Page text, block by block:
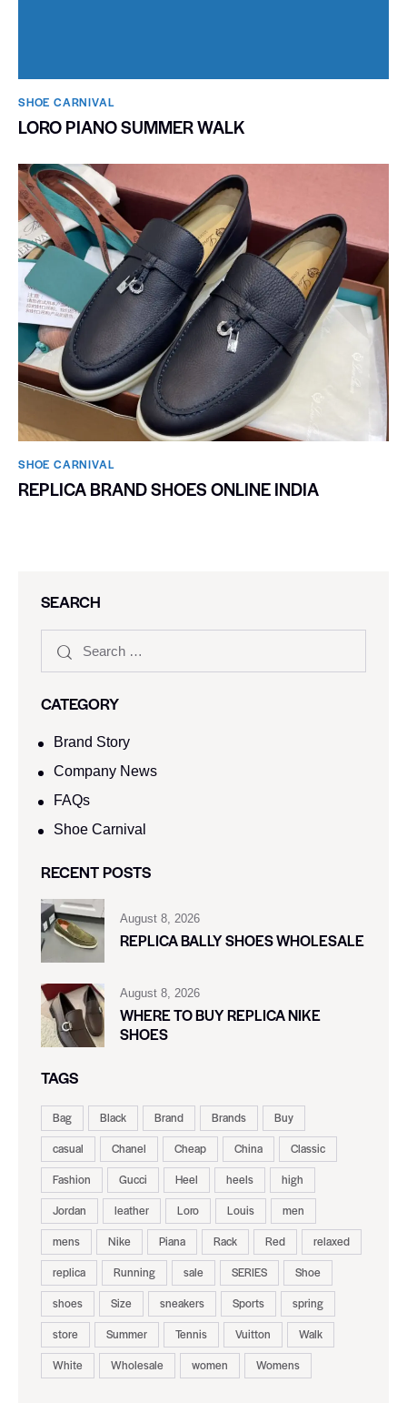
SHOE CARNIVAL​
LORO PIANO SUMMER WALK
SHOE CARNIVAL​
REPLICA BRAND SHOES ONLINE INDIA
SEARCH
CATEGORY
Brand Story
Company News
FAQs
Shoe Carnival​
RECENT POSTS
August 8, 2026
REPLICA BALLY SHOES WHOLESALE
August 8, 2026
WHERE TO BUY REPLICA NIKE
SHOES
TAGS
Bag Black Brand Brands
Buy
casual
Chanel Cheap China
Classic
Fashion
Gucci Heel heels
high
Jordan
leather Loro Louis
men
mens
Nike Piana Rack Red
relaxed
replica
Running sale SERIES
Shoe
shoes
Size sneakers Sports
spring
store
Summer Tennis Vuitton
Walk
White
Wholesale women Womens